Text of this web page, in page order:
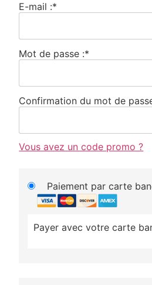
E-mail :*
Mot de passe :*
Confirmation du mot de
Vous avez un code promo ?
Paiement par carte
Payer avec votre carte